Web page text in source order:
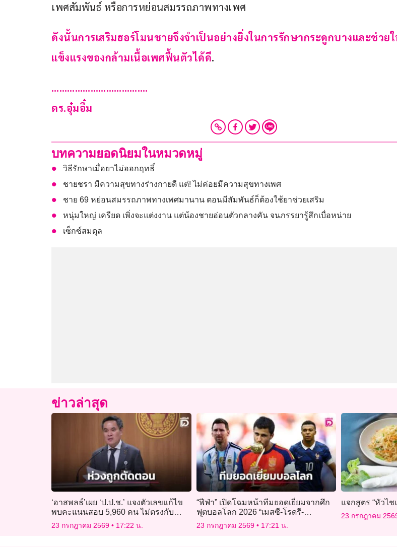
เพศสัมพันธ์ หรือการหย่อนสมรรถภาพทางเพศ
ดังนั้นการเสริมฮอร์โมนชายจึงจำเป็นอย่างยิ่งในการรักษากระดูกบางและช่วย
แข็งแรงของกล้ามเนื้อเพศฟื้นตัวได้ดี.
……………………………….
ดร.อุ๋มอึ๋ม
บทความยอดนิยมในหมวดหมู่
วิธีรักษาเมื่อยาไม่ออกฤทธิ์
ชายชรา มีความสุขทางร่างกายดี แต่! ไม่ค่อยมีความสุขทางเพศ
ชาย 69 หย่อนสมรรถภาพทางเพศมานาน ตอนมีสัมพันธ์ก็ต้องใช้ยาช่วยเสริม
หนุ่มใหญ่ เครียด เพิ่งจะแต่งงาน แต่น้องชายอ่อนตัวกลางคัน จนภรรยารู้สึกเบื่อหน่าย
เซ็กซ์สมดุล
ข่าวล่าสุด
‘อาสพลธ์’เผย ‘ป.ป.ช.’ แจงตัวเลขแก้ไข
พบคะแนนสอบ 5,960 คน ไม่ตรงกับ
ข้อมูล กสถ.
23 กรกฎาคม 2569 17:22 น.
“ฟีฟ่า” เปิดโฉมหน้าทีมยอดเยี่ยมจากศึก
ฟุตบอลโลก 2026 “เมสซี-โรดรี-
เอ็มบัปเป” นำทัพ
23 กรกฎาคม 2569 17:21 น.
แจกสูตร “หัวไช
23 กรกฎาคม